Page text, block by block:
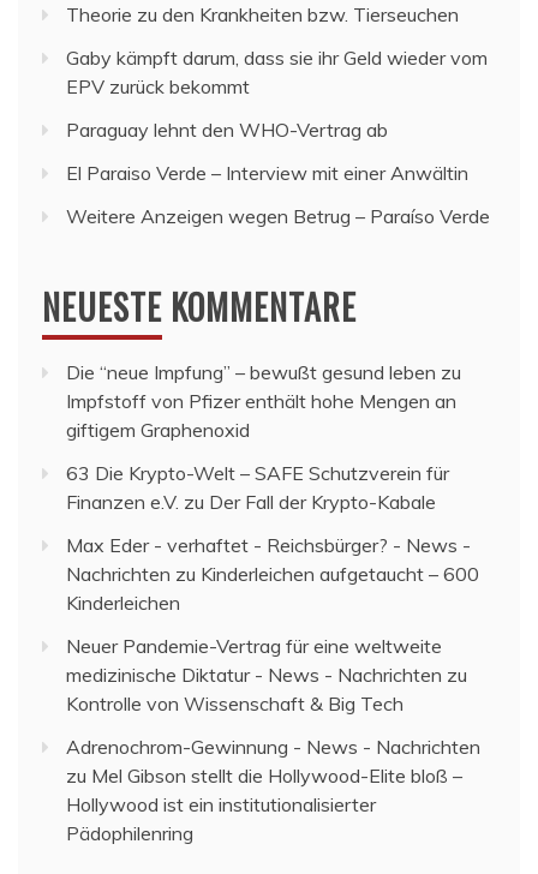
Theorie zu den Krankheiten bzw. Tierseuchen
Gaby kämpft darum, dass sie ihr Geld wieder vom
EPV zurück bekommt
Paraguay lehnt den WHO-Vertrag ab
El Paraiso Verde – Interview mit einer Anwältin
Weitere Anzeigen wegen Betrug – Paraíso Verde
NEUESTE KOMMENTARE
Die “neue Impfung” – bewußt gesund leben zu
Impfstoff von Pfizer enthält hohe Mengen an
giftigem Graphenoxid
63 Die Krypto-Welt – SAFE Schutzverein für
Finanzen e.V. zu Der Fall der Krypto-Kabale
Max Eder - verhaftet - Reichsbürger? - News -
Nachrichten zu Kinderleichen aufgetaucht – 600
Kinderleichen
Neuer Pandemie-Vertrag für eine weltweite
medizinische Diktatur - News - Nachrichten zu
Kontrolle von Wissenschaft & Big Tech
Adrenochrom-Gewinnung - News - Nachrichten
zu Mel Gibson stellt die Hollywood-Elite bloß –
Hollywood ist ein institutionalisierter
Pädophilenring